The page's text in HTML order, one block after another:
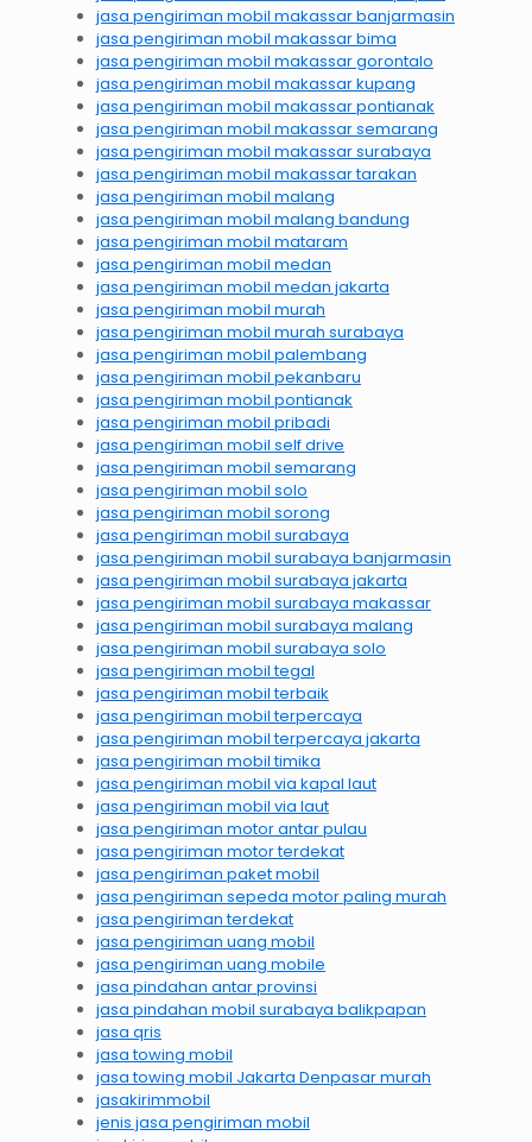
jasa pengiriman mobil makassar banjarmasin
jasa pengiriman mobil makassar bima
jasa pengiriman mobil makassar gorontalo
jasa pengiriman mobil makassar kupang
jasa pengiriman mobil makassar pontianak
jasa pengiriman mobil makassar semarang
jasa pengiriman mobil makassar surabaya
jasa pengiriman mobil makassar tarakan
jasa pengiriman mobil malang
jasa pengiriman mobil malang bandung
jasa pengiriman mobil mataram
jasa pengiriman mobil medan
jasa pengiriman mobil medan jakarta
jasa pengiriman mobil murah
jasa pengiriman mobil murah surabaya
jasa pengiriman mobil palembang
jasa pengiriman mobil pekanbaru
jasa pengiriman mobil pontianak
jasa pengiriman mobil pribadi
jasa pengiriman mobil self drive
jasa pengiriman mobil semarang
jasa pengiriman mobil solo
jasa pengiriman mobil sorong
jasa pengiriman mobil surabaya
jasa pengiriman mobil surabaya banjarmasin
jasa pengiriman mobil surabaya jakarta
jasa pengiriman mobil surabaya makassar
jasa pengiriman mobil surabaya malang
jasa pengiriman mobil surabaya solo
jasa pengiriman mobil tegal
jasa pengiriman mobil terbaik
jasa pengiriman mobil terpercaya
jasa pengiriman mobil terpercaya jakarta
jasa pengiriman mobil timika
jasa pengiriman mobil via kapal laut
jasa pengiriman mobil via laut
jasa pengiriman motor antar pulau
jasa pengiriman motor terdekat
jasa pengiriman paket mobil
jasa pengiriman sepeda motor paling murah
jasa pengiriman terdekat
jasa pengiriman uang mobil
jasa pengiriman uang mobile
jasa pindahan antar provinsi
jasa pindahan mobil surabaya balikpapan
jasa qris
jasa towing mobil
jasa towing mobil Jakarta Denpasar murah
jasakirimmobil
jenis jasa pengiriman mobil